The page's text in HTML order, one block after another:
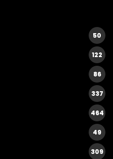
50
122
86
337
464
49
309